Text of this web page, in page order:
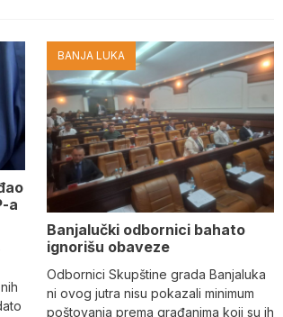
a
BANJA LUKA
Banjalučki odbornici bahato
ignorišu obaveze
Odbornici Skupštine grada Banjaluka
ni ovog jutra nisu pokazali minimum
poštovanja prema građanima koji su ih